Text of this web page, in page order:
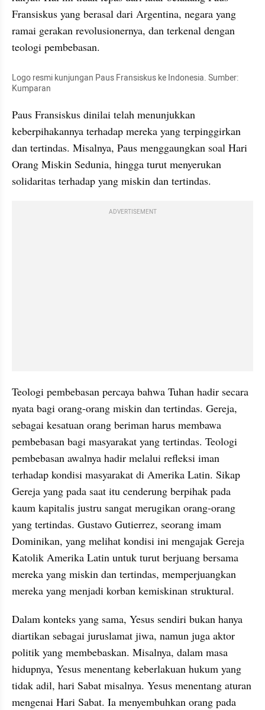
Fransiskus yang berasal dari Argentina, negara yang
ramai gerakan revolusionernya, dan terkenal dengan
teologi pembebasan.
Logo resmi kunjungan Paus Fransiskus ke Indonesia. Sumber:
Kumparan
Paus Fransiskus dinilai telah menunjukkan
keberpihakannya terhadap mereka yang terpinggirkan
dan tertindas. Misalnya, Paus menggaungkan soal Hari
Orang Miskin Sedunia, hingga turut menyerukan
solidaritas terhadap yang miskin dan tertindas.
ADVERTISEMENT
Teologi pembebasan percaya bahwa Tuhan hadir secara
nyata bagi orang-orang miskin dan tertindas. Gereja,
sebagai kesatuan orang beriman harus membawa
pembebasan bagi masyarakat yang tertindas. Teologi
pembebasan awalnya hadir melalui refleksi iman
terhadap kondisi masyarakat di Amerika Latin. Sikap
Gereja yang pada saat itu cenderung berpihak pada
kaum kapitalis justru sangat merugikan orang-orang
yang tertindas. Gustavo Gutierrez, seorang imam
Dominikan, yang melihat kondisi ini mengajak Gereja
Katolik Amerika Latin untuk turut berjuang bersama
mereka yang miskin dan tertindas, memperjuangkan
mereka yang menjadi korban kemiskinan struktural.
Dalam konteks yang sama, Yesus sendiri bukan hanya
diartikan sebagai juruslamat jiwa, namun juga aktor
politik yang membebaskan. Misalnya, dalam masa
hidupnya, Yesus menentang keberlakuan hukum yang
tidak adil, hari Sabat misalnya. Yesus menentang aturan
mengenai Hari Sabat. Ia menyembuhkan orang pada